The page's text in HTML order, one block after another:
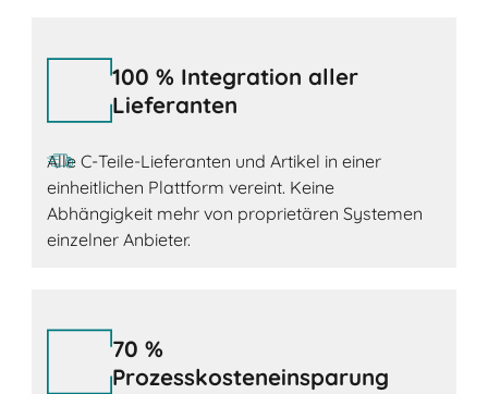
100 % Integration aller
Lieferanten
Alle C-Teile-Lieferanten und Artikel in einer
einheitlichen Plattform vereint. Keine
Abhängigkeit mehr von proprietären Systemen
einzelner Anbieter.
70 %
Prozesskosteneinsparung